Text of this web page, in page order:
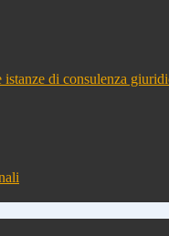
di consulenza